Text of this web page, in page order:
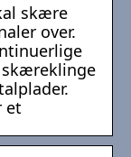
skære
over.
skæreklinge
et